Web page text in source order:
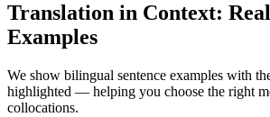
Translation in Context:
Examples
We show bilingual sentence examples with
highlighted — helping you choose the right
collocations.